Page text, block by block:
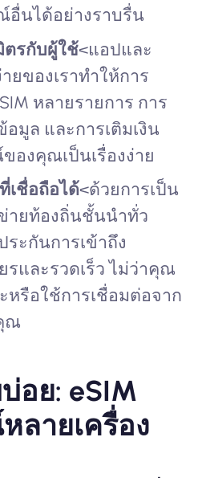
นได้อย่างราบรื่น
ตรกับผู้ใช้<แอปและ
ยของเราทำให้การ
หลายรายการ การ
มูล และการเติมเงิน
องคุณเป็นเรื่องง่าย
เชื่อถือได้<ด้วยการเป็น
ายท้องถิ่นชั้นนำทั่ว
ระกันการเข้าถึง
รและรวดเร็ว ไม่ว่าคุณ
หรือใช้การเชื่อมต่อจาก
ณ
อย: eSIM
ลายเครื่อง